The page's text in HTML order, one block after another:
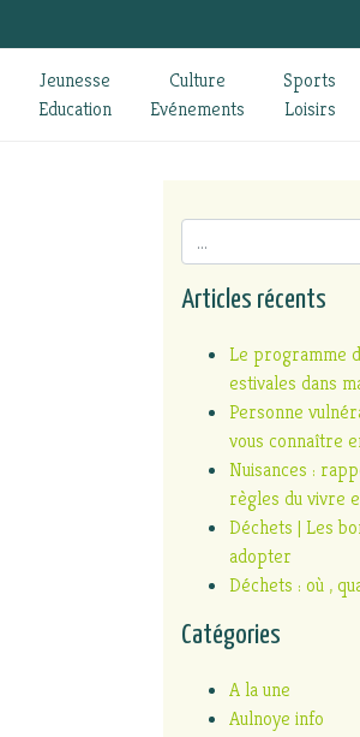
Jeunesse
Education
Culture
Evénements
Sports
Loisirs
Articles récents
Le programme
estivales dans
Personne
vous connaître
Nuisances :
règles du vivre
Déchets | Les
adopter
Déchets : où ,
Catégories
A la une
Aulnoye info